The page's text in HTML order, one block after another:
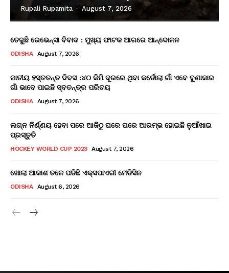
Rupali Rupamita - August 7, 2026
ତେଜୁଛି ରେଭେନ୍ସା ବିବାଦ : ମୁଖ୍ୟ ଫାଟକ ଆଗରେ ଆନ୍ଦୋଳନ
ODISHA August 7, 2026
ଜାତୀୟ ହସ୍ତତନ୍ତ ଦିବସ :୪୦ କିମି ଦୂରରେ ଥିବା କର୍ଡୋଲା ଗାଁ ଏବେ ବୁଣାକାର
ଗାଁ ଭାବେ ପାଇଛି ସ୍ବତନ୍ତ୍ର ପରିଚୟ
ODISHA August 7, 2026
ଲଗ୍ନ ନିର୍ଣ୍ଣୟ ହେବା ପରେ ଆଜିଠୁ ଘରେ ଘରେ ଆରମ୍ଭ ହୋଇଛି ନୁଆଁଖାଇ
ପ୍ରସ୍ତୁତି
HOCKEY WORLD CUP 2023 August 7, 2026
ଖୋଲା ଆକାଶ ତଳେ ପଡିଛି ଏକ୍ସପାଏରୀ ମେଡିସିନ
ODISHA August 6, 2026